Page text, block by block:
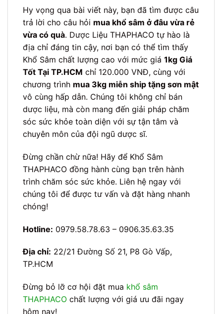
Hy vọng qua bài viết này, bạn đã tìm được câu
trả lời cho câu hỏi mua khổ sâm ở đâu vừa rẻ
vừa có quà. Dược Liệu THAPHACO tự hào là
địa chỉ đáng tin cậy, nơi bạn có thể tìm thấy
Khổ Sâm chất lượng cao với mức giá 1kg Giá
Tốt Tại TP.HCM chỉ 120.000 VNĐ, cùng với
chương trình mua 3kg miễn ship tặng sơn mật
vô cùng hấp dẫn. Chúng tôi không chỉ bán
dược liệu, mà còn mang đến giải pháp chăm
sóc sức khỏe toàn diện với sự tận tâm và
chuyên môn của đội ngũ dược sĩ.
Đừng chần chừ nữa! Hãy để Khổ Sâm
THAPHACO đồng hành cùng bạn trên hành
trình chăm sóc sức khỏe. Liên hệ ngay với
chúng tôi để được tư vấn và đặt hàng nhanh
chóng!
Hotline: 0979.58.78.63 – 0906.35.63.35
Địa chỉ: 22/21 Đường Số 21, P8 Gò Vấp,
TP.HCM
Đừng bỏ lỡ cơ hội đặt mua khổ sâm
THAPHACO chất lượng với giá ưu đãi ngay
hôm nay!